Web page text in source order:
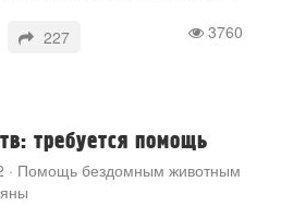
3760
227
требуется помощь
· Помощь бездомным животным